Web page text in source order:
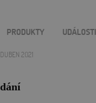
2021
PRODUKTY UDÁLOSTI